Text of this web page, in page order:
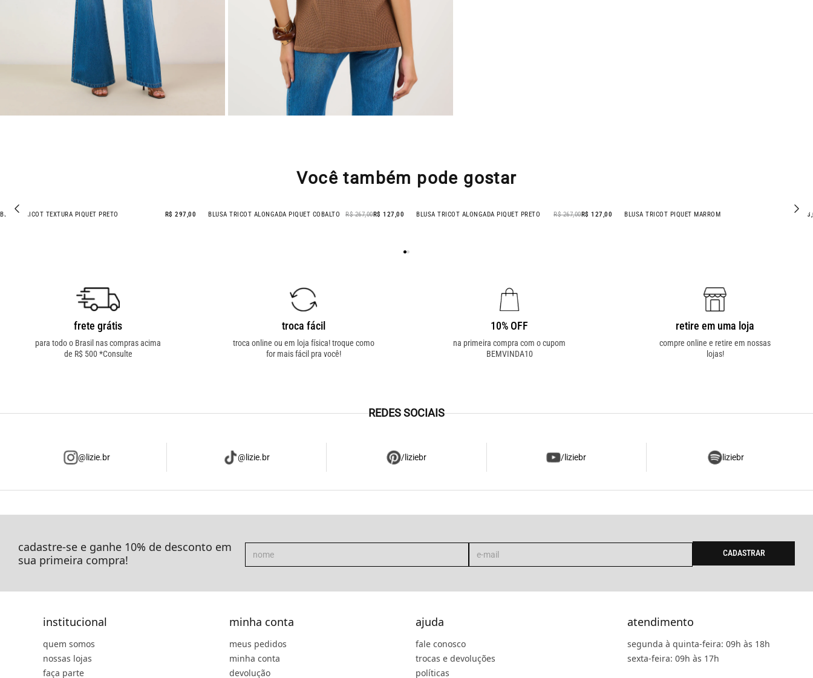
Você também pode gostar
BLUSA TRICOT TEXTURA PIQUET PRETO R$ 297,00 - 52% OFF
BLUSA TRICOT ALONGADA PIQUET COBALTO R$ 267,00R$ 127,00 - 52% OFF
BLUSA TRICOT ALONGADA PIQUET PRETO R$ 267,00R$ 127,00 BLUSA TRICOT PIQUET MARROM R$
frete grátis
para todo o Brasil nas compras acima
de R$ 500 *Consulte
troca fácil
troca online ou em loja física! troque como
for mais fácil pra você!
10% OFF
na primeira compra com o cupom
BEMVINDA10
retire em uma loja
compre online e retire em nossas
lojas!
REDES SOCIAIS
@lizie.br @lizie.br /liziebr /liziebr liziebr
cadastre-se e ganhe 10% de desconto em
sua primeira compra!
CADASTRAR
institucional
quem somos
nossas lojas
faça parte
minha conta
meus pedidos
minha conta
devolução
ajuda
fale conosco
trocas e devoluções
políticas
atendimento
segunda à quinta-feira: 09h às 18h
sexta-feira: 09h às 17h